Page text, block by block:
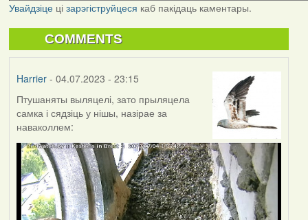
Увайдзіцеці зарэгіструйцеся каб пакідаць каментары.
COMMENTS
Harrier- 04.07.2023 - 23:15
Птушаняты выляцелі, зато прыляцела
самка і сядзіць у нішы, назірае за
наваколлем: